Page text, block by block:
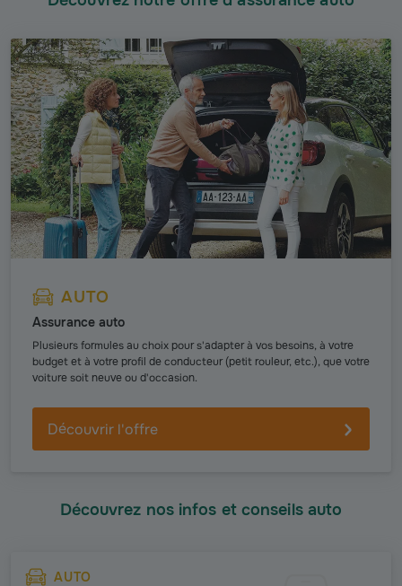
AUTO
Assurance auto
Plusieurs formules au choix pour s'adapter à vos besoins, à votre
budget et à votre profil de conducteur (petit rouleur, etc.), que votre
voiture soit neuve ou d'occasion.
Découvrir l'offre
Découvrez nos infos et conseils auto
AUTO